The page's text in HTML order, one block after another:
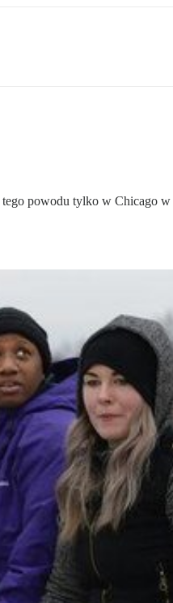
powodu tylko w Chicago w